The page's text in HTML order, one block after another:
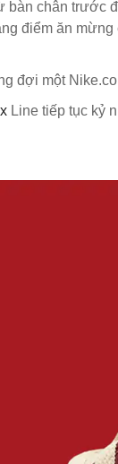
bàn chân
điểm ăn
đợi một
Line tiếp tục kỷ